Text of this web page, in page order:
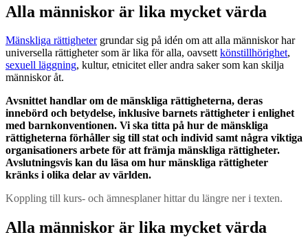
Alla människor är lika mycket värda
Mänskliga rättighetergrundar sig på idén om att alla människor har
universella rättigheter som är lika för alla, oavsettkönstillhörighet,
sexuell läggning, kultur, etnicitet eller andra saker som kan skilja
människor åt.
Avsnittet handlar om de mänskliga rättigheterna, deras
innebörd och betydelse, inklusive barnets rättigheter i enlighet
med barnkonventionen. Vi ska titta på hur de mänskliga
rättigheterna förhåller sig till stat och individ samt några viktiga
organisationers arbete för att främja mänskliga rättigheter.
Avslutningsvis kan du läsa om hur mänskliga rättigheter
kränks i olika delar av världen.
Koppling till kurs- och ämnesplaner hittar du längre ner i texten.
Alla människor är lika mycket värda